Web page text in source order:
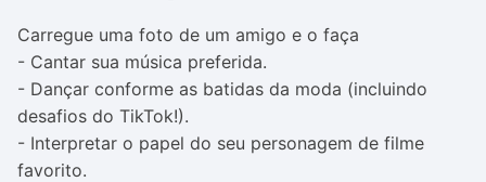
Carregue uma foto de um amigo e o faça
- Cantar sua música preferida.
- Dançar conforme as batidas da moda (incluindo
desafios do TikTok!).
- Interpretar o papel do seu personagem de filme
favorito.